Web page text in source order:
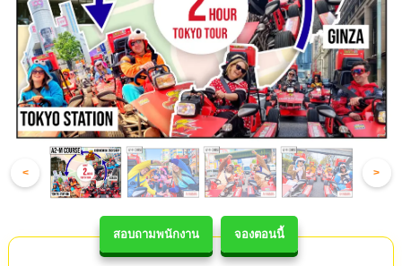
สอบถามพนักงาน จองตอนนี้
< >